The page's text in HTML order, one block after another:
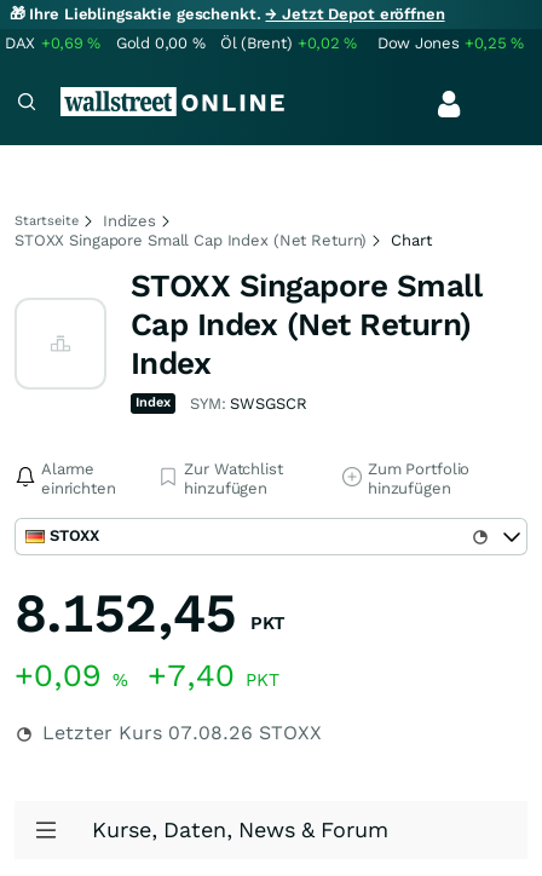
🎁 Ihre Lieblingsaktie geschenkt.→ Jetzt Depot eröffnen
DAX +0,69% Gold 0,00 % Öl (Brent) +0,02% Dow Jones +0,25%
Startseite
Indizes
STOXX Singapore Small Cap Index (Net Return)
Chart
STOXX Singapore Small
Cap Index (Net Return)
Index
Index SYM:SWSGSCR
Alarme
einrichten
Zur Watchlist
hinzufügen
Zum Portfolio
hinzufügen
STOXX
8.152,45 PKT
+0,09 % +7,40 PKT
Letzter Kurs 07.08.26 STOXX
Kurse, Daten, News & Forum